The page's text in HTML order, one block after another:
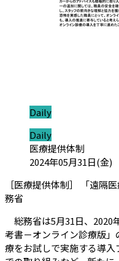
ジャンル:
Daily
ジャンル:
Daily
カテゴリ:医療提供体制
投稿日:2024年05月31日(金)
［医療提供体制］ 「遠
務省（会員限定記事）
総務省は5月31日、2020
考書－オンライン診療版
療をお試しで実施する導